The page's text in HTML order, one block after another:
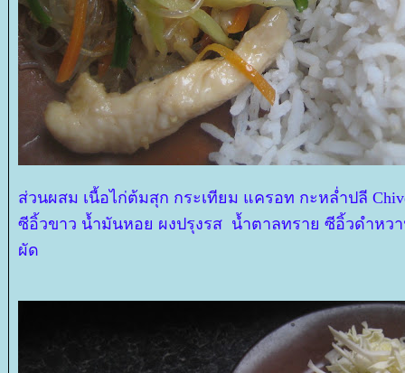
ส่วนผสม เนื้อไก่ต้มสุก กระเทียม แครอท กะหล่ำปลี
ซีอิ้วขาว น้ำมันหอย ผงปรุงรส น้ำตาลทราย ซีอิ้วดำหว
ผัด